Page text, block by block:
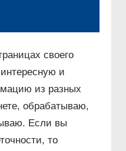
своего
и
из разных
обрабатываю,
Если вы
то